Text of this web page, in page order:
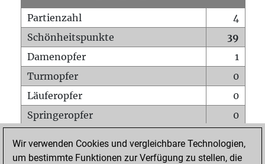
Partienzahl
4
Schönheitspunkte
39
Damenopfer
1
Turmopfer
0
Läuferopfer
0
Springeropfer
0
Matt auf vollem Brett
0
Wir verwenden Cookies und vergleichbare Technologien,
um bestimmte Funktionen zur Verfügung zu stellen, die